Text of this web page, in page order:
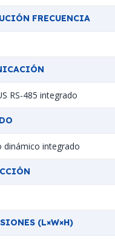
FRECUENCIA
RS-485 integrado
dinámico integrado
(L×W×H)